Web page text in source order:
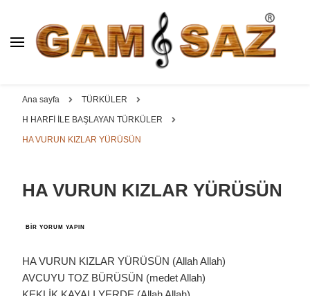
BAĞLAMA İMALAT / SATIŞ
YAPRAK || ELEKTRO ||
ÖZEL BAĞLAMA İMALAT /
SATIŞ
Padok, Kompozit, Mat, Divan, Çöğür, Cura, Solak, Dede,
Oyma ve yaprak sazlar, özel imalat bağlamalar
Ana sayfa TÜRKÜLER
H HARFİ İLE BAŞLAYAN TÜRKÜLER
HA VURUN KIZLAR YÜRÜSÜN
HA VURUN KIZLAR YÜRÜSÜN
HA
YÜRÜSÜN
BIR YORUM YAPIN
HA VURUN KIZLAR YÜRÜSÜN (Allah Allah)
AVCUYU TOZ BÜRÜSÜN (medet Allah)